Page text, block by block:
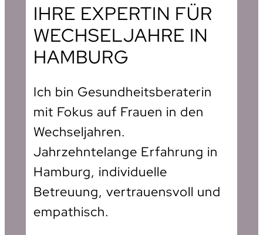
IHRE EXPERTIN FÜR
WECHSELJAHRE IN
HAMBURG
Ich bin Gesundheitsberaterin
mit Fokus auf Frauen in den
Wechseljahren.
Jahrzehntelange Erfahrung in
Hamburg, individuelle
Betreuung, vertrauensvoll und
empathisch.